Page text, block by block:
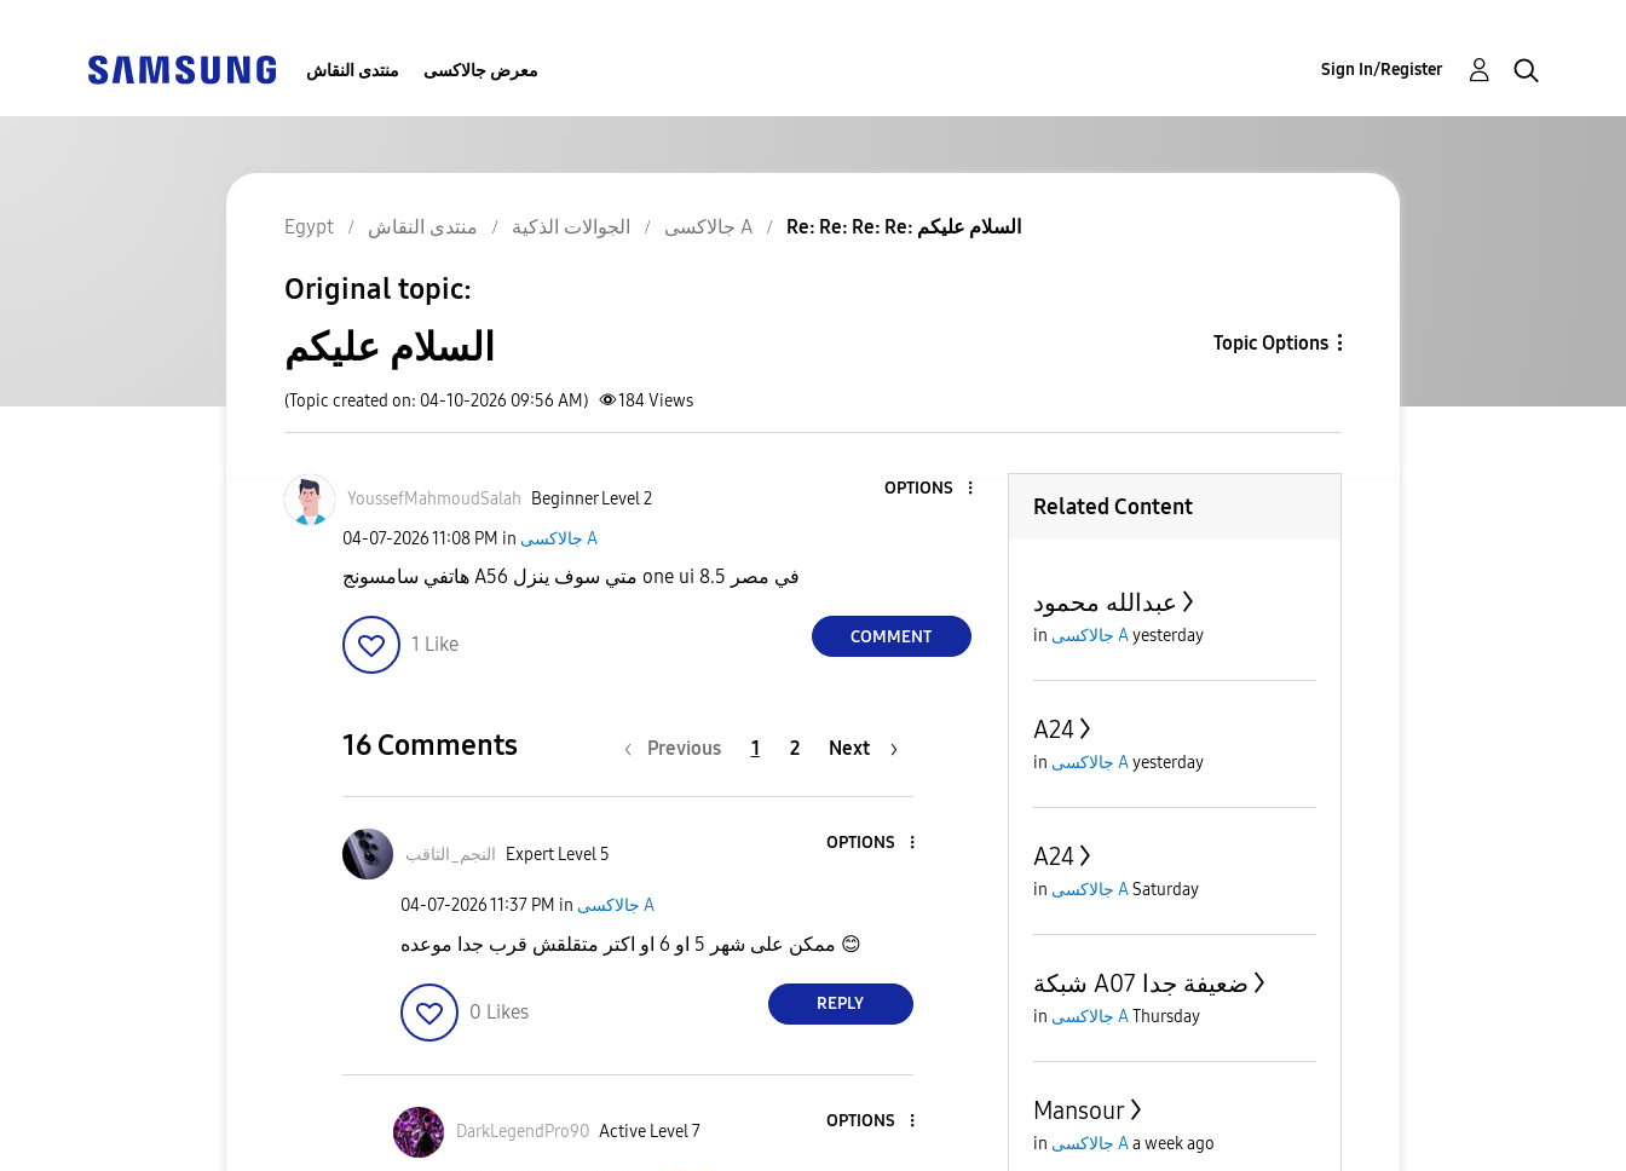
منتدى النقاش معرض جالاكسى Sign In/Register
Egypt منتدى النقاش الجوالات الذكية جالاكسى A Re: Re: Re: Re: السلام عليكم
Original topic:
السلام عليكم Topic Options
(Topic created on: 04-10-2026 09:56 AM) 184Views
YoussefMahmoudSalah Beginner Level 2
OPTIONS
‎04-07-202611:08 PM in جالاكسى A
1 Like COMMENT
16 Comments Previous 1 2 Next
النجم_الثاقب Expert Level 5
OPTIONS
‎04-07-202611:37 PM in جالاكسى A
😊
0 Likes REPLY
DarkLegendPro90 Active Level 7
OPTIONS
Related Content
عبدالله محمود
in جالاكسى Ayesterday
A24
in جالاكسى Ayesterday
A24
in جالاكسى ASaturday
شبكة A07 ضعيفة جدا
in جالاكسى AThursday
Mansour
in جالاكسى Aa week ago